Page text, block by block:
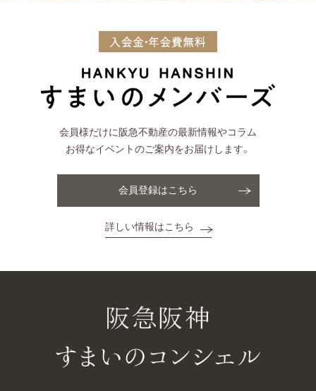
会員様だけに阪急不動産の最新情報やコラム
お得なイベントのご案内をお届けします。
会員登録はこちら
詳しい情報はこちら